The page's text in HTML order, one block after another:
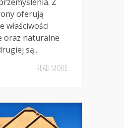
oferują
właściwości
oraz naturalne
są...
READ MORE